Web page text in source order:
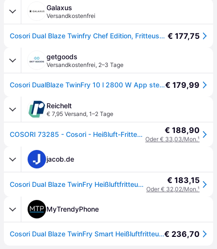
Galaxus
Versandkostenfrei
Cosori Dual Blaze Twinfry Chef Edition, Fritteuse, Silber, Rosa, Grau, Schwarz € 177,75
getgoods
Versandkostenfrei, 2–3 Tage
Cosori DualBlaze TwinFry 10 l 2800 W App steuerbar, Grillfunktion, spülmaschinenfest Dunkelgrau, Ro€ 179,99
Reichelt
€ 7,95 Versand, 1–2 Tage
COSORI 73285 - Cosori - Heißluft-Fritteuse Dual Blaze Twin Fry 10l schwarz/kupf € 188,90
Oder € 33,03/Mon.¹
jacob.de
Cosori Dual Blaze TwinFry Heißluftfritteuse (CAF-TF101S-AEUR) € 183,15
Oder € 32,02/Mon.¹
MyTrendyPhone
Cosori Dual Blaze TwinFry Smart Heißluftfritteuse 10l - 2800W - Schwarz€ 236,70